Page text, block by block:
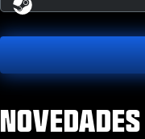
NOVEDADES